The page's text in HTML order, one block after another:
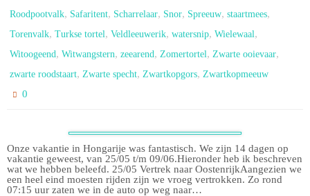
Roodpootvalk, Safaritent, Scharrelaar, Snor, Spreeuw, staartmees,
Torenvalk, Turkse tortel , Veldleeuwerik, watersnip, Wielewaal ,
Witoogeend , Witwangstern, zeearend , Zomertortel , Zwarte ooievaar,
zwarte roodstaart, Zwarte specht, Zwartkopgors, Zwartkopmeeuw
0
Onze vakantie in Hongarije was fantastisch. We zijn 14 dagen op
vakantie geweest, van 25/05 t/m 09/06.Hieronder heb ik beschreven
wat we hebben beleefd. 25/05 Vertrek naar OostenrijkAangezien we
een heel eind moesten rijden zijn we vroeg vertrokken. Zo rond
07:15 uur zaten we in de auto op weg naar…